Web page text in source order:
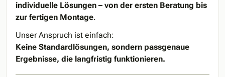
individuelle Lösungen – von der ersten Beratung bis
zur fertigen Montage.
Unser Anspruch ist einfach:
Keine Standardlösungen, sondern passgenaue
Ergebnisse, die langfristig funktionieren.